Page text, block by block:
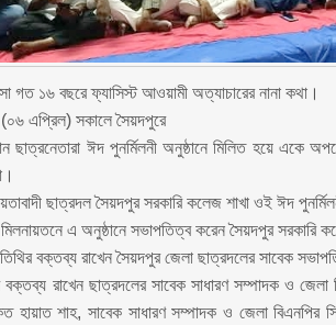
গত ১৬ বছরে ফ্যাসিস্ট আওয়ামী অত্যাচারের নানা কথা।
(০৬ এপ্রিল) সকালে সৈয়দপুরে
ছাত্রনেতারা ঈদ পুনর্মিলনী অনুষ্ঠানে মিলিত হয়ে একে
ছাত্রদল সৈয়দপুর সরকারি কলেজ শাখা ওই ঈদ
এ অনুষ্ঠানে সভাপতিত্ব করেন সৈয়দপুর সরকারি
বক্তব্য রাখেন সৈয়দপুর জেলা ছাত্রদলের সাবেক
বক্তব্য রাখেন ছাত্রদলের সাবেক সাধারণ সম্পাদক ও
শাহ, সাবেক সাধারণ সম্পাদক ও জেলা বিএনপির